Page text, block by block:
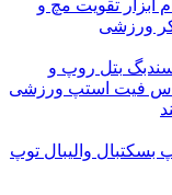
تقویت مچ و
بتل روپ و
استپ ورزشی
والیبال توپ